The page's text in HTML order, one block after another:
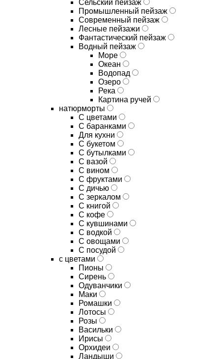
Сельский пейзаж
Промышленный пейзаж
Современный пейзаж
Лесные пейзажи
Фантастический пейзаж
Водный пейзаж
Море
Океан
Водопад
Озеро
Река
Картина ручей
натюрморты
С цветами
С баранками
Для кухни
C букетом
C бутылками
C вазой
C вином
C фруктами
C дичью
C зеркалом
C книгой
C кофе
C кувшинами
C водкой
C овощами
C посудой
с цветами
Пионы
Сирень
Одуванчики
Маки
Ромашки
Лотосы
Розы
Васильки
Ирисы
Орхидеи
Ландыши